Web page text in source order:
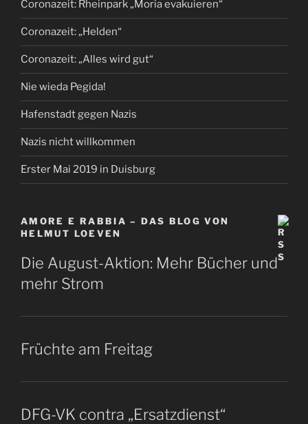
Coronazeit: Rheinpark „Moria evakuieren“
Coronazeit: „Helden“
Coronazeit: „Alles wird gut“
Nie wieda Pegida!
Hafenstadt gegen Nazis
Nazis nicht willkommen
Erster Mai 2019 in Duisburg
AMORE E RABBIA – DAS BLOG VON
HELMUT LOEVEN
Die August-Aktion: Mehr Bücher und
mehr Strom
Früchte am Freitag
DFG-VK contra „Ersatzdienst“